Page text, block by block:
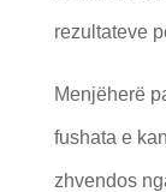
rezultateve
Menjëherë
fushata e
zhvendos